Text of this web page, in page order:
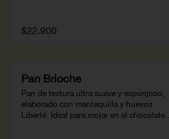
aguacate. (950 g)
$22.900
Pan Brioche
Pan de textura ultra suave y esponjoso,
elaborado con mantequilla y huevos
Liberté. Ideal para mojar en el chocolate